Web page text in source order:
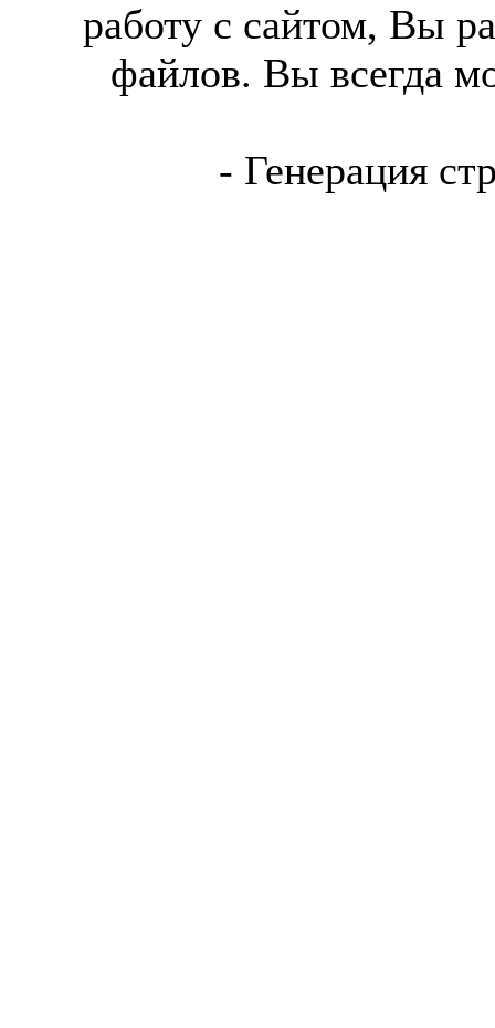
работу с сайтом, Вы
файлов. Вы всегда
- Генерация